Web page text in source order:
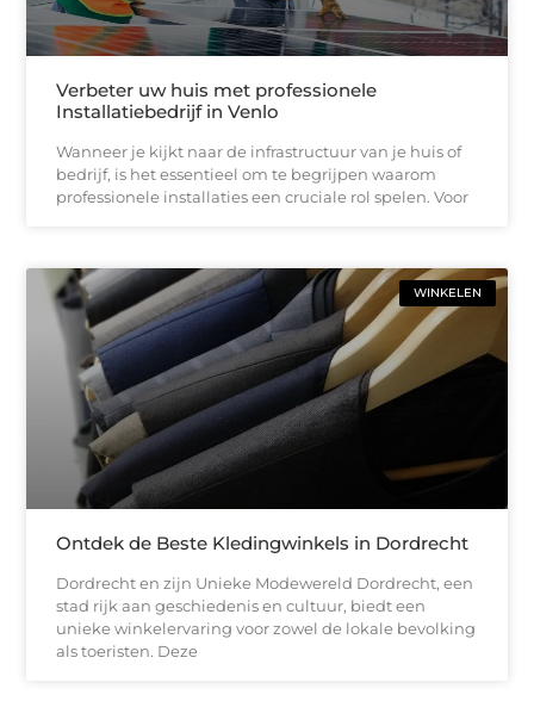
Verbeter uw huis met professionele
Installatiebedrijf in Venlo
Wanneer je kijkt naar de infrastructuur van je huis of
bedrijf, is het essentieel om te begrijpen waarom
professionele installaties een cruciale rol spelen. Voor
WINKELEN
Ontdek de Beste Kledingwinkels in Dordrecht
Dordrecht en zijn Unieke Modewereld Dordrecht, een
stad rijk aan geschiedenis en cultuur, biedt een
unieke winkelervaring voor zowel de lokale bevolking
als toeristen. Deze